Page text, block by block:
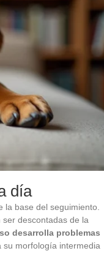
día
base del seguimiento.
descontadas de la
desarrolla problemas
morfología intermedia